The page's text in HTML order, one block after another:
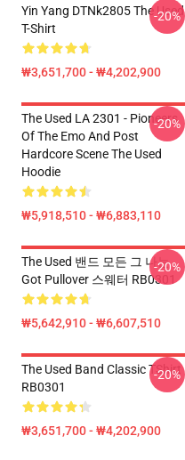
Yin Yang DTNk2805 The Used
T-Shirt
₩3,651,700 - ₩4,202,900
-20%
The Used LA 2301 - Pioneers
Of The Emo And Post
Hardcore Scene The Used
Hoodie
₩5,918,510 - ₩6,883,110
-20%
The Used 밴드 모든 그 나는
Got Pullover 스웨터 RB0301
₩5,642,910 - ₩6,607,510
-20%
The Used Band Classic TShirt
RB0301
₩3,651,700 - ₩4,202,900
-20%